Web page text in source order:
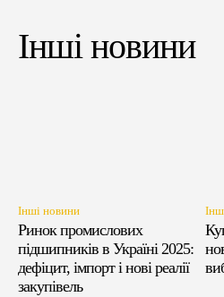
Інші новини
Інші новини
Ринок промислових
підшипників в Україні 2025:
дефіцит, імпорт і нові реалії
закупівель